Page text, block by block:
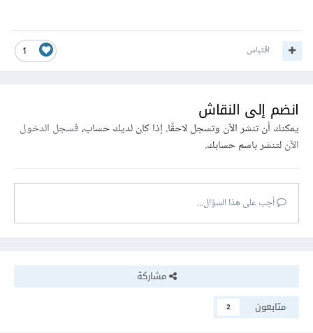
1 اقتباس
انضم إلى النقاش
يمكنك أن تنشر الآن وتسجل لاحقًا. إذا كان لديك حساب،فسجل الدخول
الآنلتنشر باسم حسابك.
أجب على هذا السؤال...
مشاركة
متابعون
2